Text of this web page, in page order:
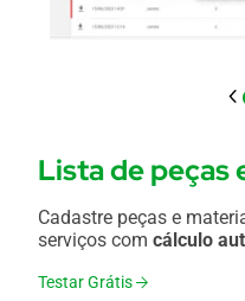
Lista de peças
Cadastre peças e
serviços com cálculo
Testar Grátis